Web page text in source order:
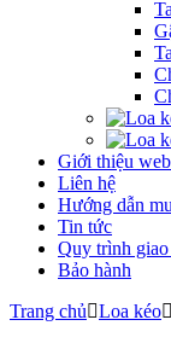
Giới thiệu
Liên hệ
Hướng dẫn
Tin tức
Quy trình giao
Bảo hành
Trang chủ
Loa kéo